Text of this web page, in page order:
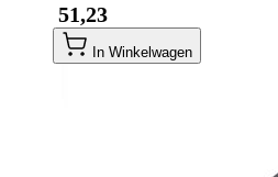
​ 51,23
In Winkelwagen